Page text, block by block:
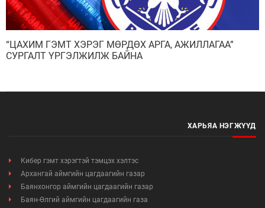
“ЦАХИМ ГЭМТ ХЭРЭГ МӨРДӨХ АРГА, АЖИЛЛАГАА”
СУРГАЛТ ҮРГЭЛЖИЛЖ БАЙНА
ХАРЬЯА НЭГЖҮҮД
Кибер гэмт хэрэгтэй тэмцэх хэлтэс
Архангай аймгийн цагдаагийн газар
Баянхонгор аймгийн цагдаагийн газар
Баян-Өлгий аймгийн цагдаагийн газа
Үйл ажиллагааны ил тод байдал
Өргөдөл, гомдлын мэдээ